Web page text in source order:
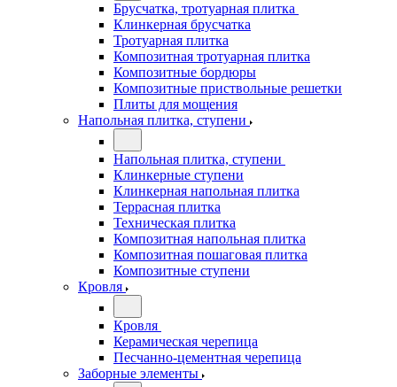
Брусчатка, тротуарная плитка
Клинкерная брусчатка
Тротуарная плитка
Композитная тротуарная плитка
Композитные бордюры
Композитные приствольные решетки
Плиты для мощения
Напольная плитка, ступени
Напольная плитка, ступени
Клинкерные ступени
Клинкерная напольная плитка
Террасная плитка
Техническая плитка
Композитная напольная плитка
Композитная пошаговая плитка
Композитные ступени
Кровля
Кровля
Керамическая черепица
Песчанно-цементная черепица
Заборные элементы